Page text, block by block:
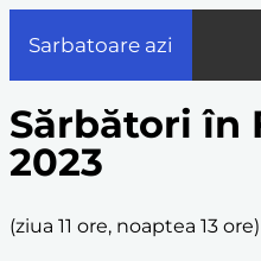
Sarbatoare azi
Sărbători în
2023
(ziua 11 ore, noaptea 13 ore)